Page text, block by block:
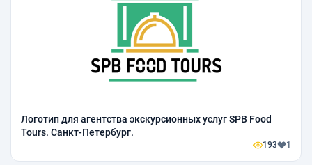
Логотип для агентства экскурсионных услуг SPB Food
Tours. Санкт-Петербург.
193 1